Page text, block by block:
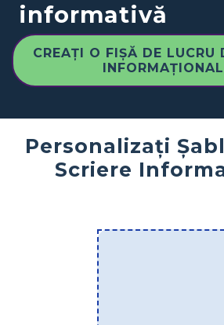
informativă
CREAȚI O FIȘĂ DE LUCRU
Personalizați
Scriere